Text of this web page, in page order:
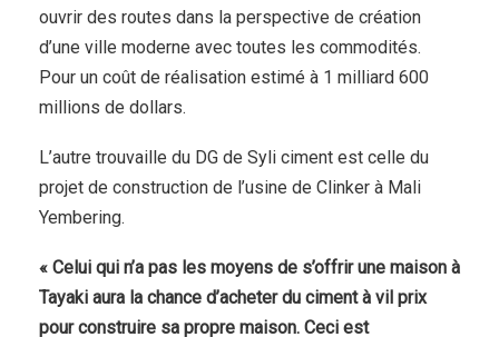
ouvrir des routes dans la perspective de création
d’une ville moderne avec toutes les commodités.
Pour un coût de réalisation estimé à 1 milliard 600
millions de dollars.
L’autre trouvaille du DG de Syli ciment est celle du
projet de construction de l’usine de Clinker à Mali
Yembering.
« Celui qui n’a pas les moyens de s’offrir une maison à
Tayaki aura la chance d’acheter du ciment à vil prix
pour construire sa propre maison. Ceci est